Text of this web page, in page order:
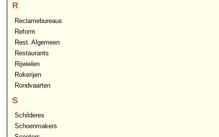
R
Reclamebureaus
Reform
Rest. Algemeen
Restaurants
Rijwielen
Rokerijen
Rondvaarten
S
Schilderes
Schoenmakers